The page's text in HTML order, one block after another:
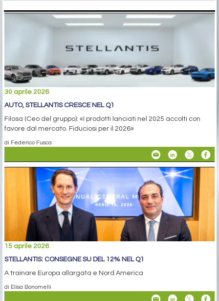
30 aprile 2026
AUTO, STELLANTIS CRESCE NEL Q1
Filosa (Ceo del gruppo): «I prodotti lanciati nel 2025 accolti con
favore dal mercato. Fiduciosi per il 2026»
di Federico Fusca
15 aprile 2026
STELLANTIS: CONSEGNE SU DEL 12% NEL Q1
A trainare Europa allargata e Nord America
di Elisa Bonomelli